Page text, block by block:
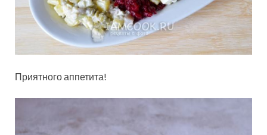
Приятного аппетита!